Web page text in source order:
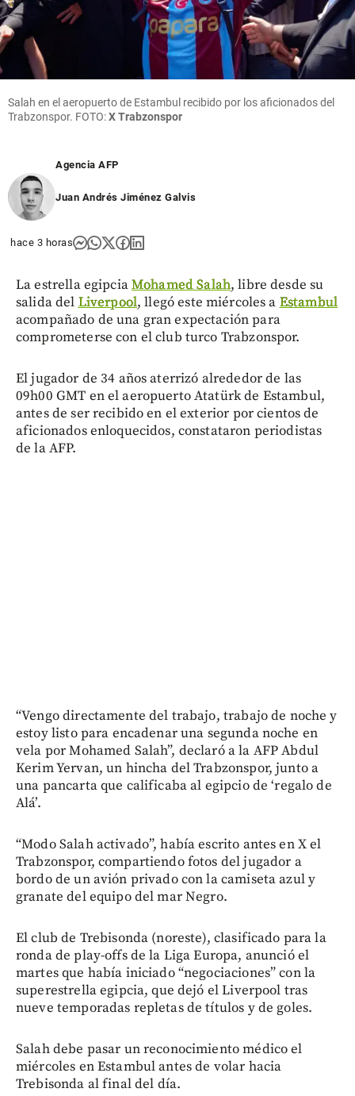
Salah en el aeropuerto de Estambul recibido por los aficionados del
Trabzonspor. FOTO:X Trabzonspor
Agencia AFP
Juan Andrés Jiménez Galvis
hace 3 horas
La estrella egipciaMohamed Salah, libre desde su
salida del Liverpool, llegó este miércoles a Estambul
acompañado de una gran expectación para
comprometerse con el club turco Trabzonspor.
El jugador de 34 años aterrizó alrededor de las
09h00 GMT en el aeropuerto Atatürk de Estambul,
antes de ser recibido en el exterior por cientos de
aficionados enloquecidos, constataron periodistas
de la AFP.
“Vengo directamente del trabajo, trabajo de noche y
estoy listo para encadenar una segunda noche en
vela por Mohamed Salah”, declaró a la AFP Abdul
Kerim Yervan, un hincha del Trabzonspor, junto a
una pancarta que calificaba al egipcio de ‘regalo de
Alá’.
“Modo Salah activado”, había escrito antes en X el
Trabzonspor, compartiendo fotos del jugador a
bordo de un avión privado con la camiseta azul y
granate del equipo del mar Negro.
El club de Trebisonda (noreste), clasificado para la
ronda de play-offs de la Liga Europa, anunció el
martes que había iniciado “negociaciones” con la
superestrella egipcia, que dejó el Liverpool tras
nueve temporadas repletas de títulos y de goles.
Salah debe pasar un reconocimiento médico el
miércoles en Estambul antes de volar hacia
Trebisonda al final del día.